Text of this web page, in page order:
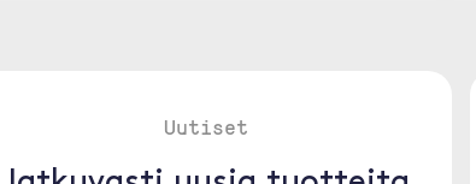
Uutiset